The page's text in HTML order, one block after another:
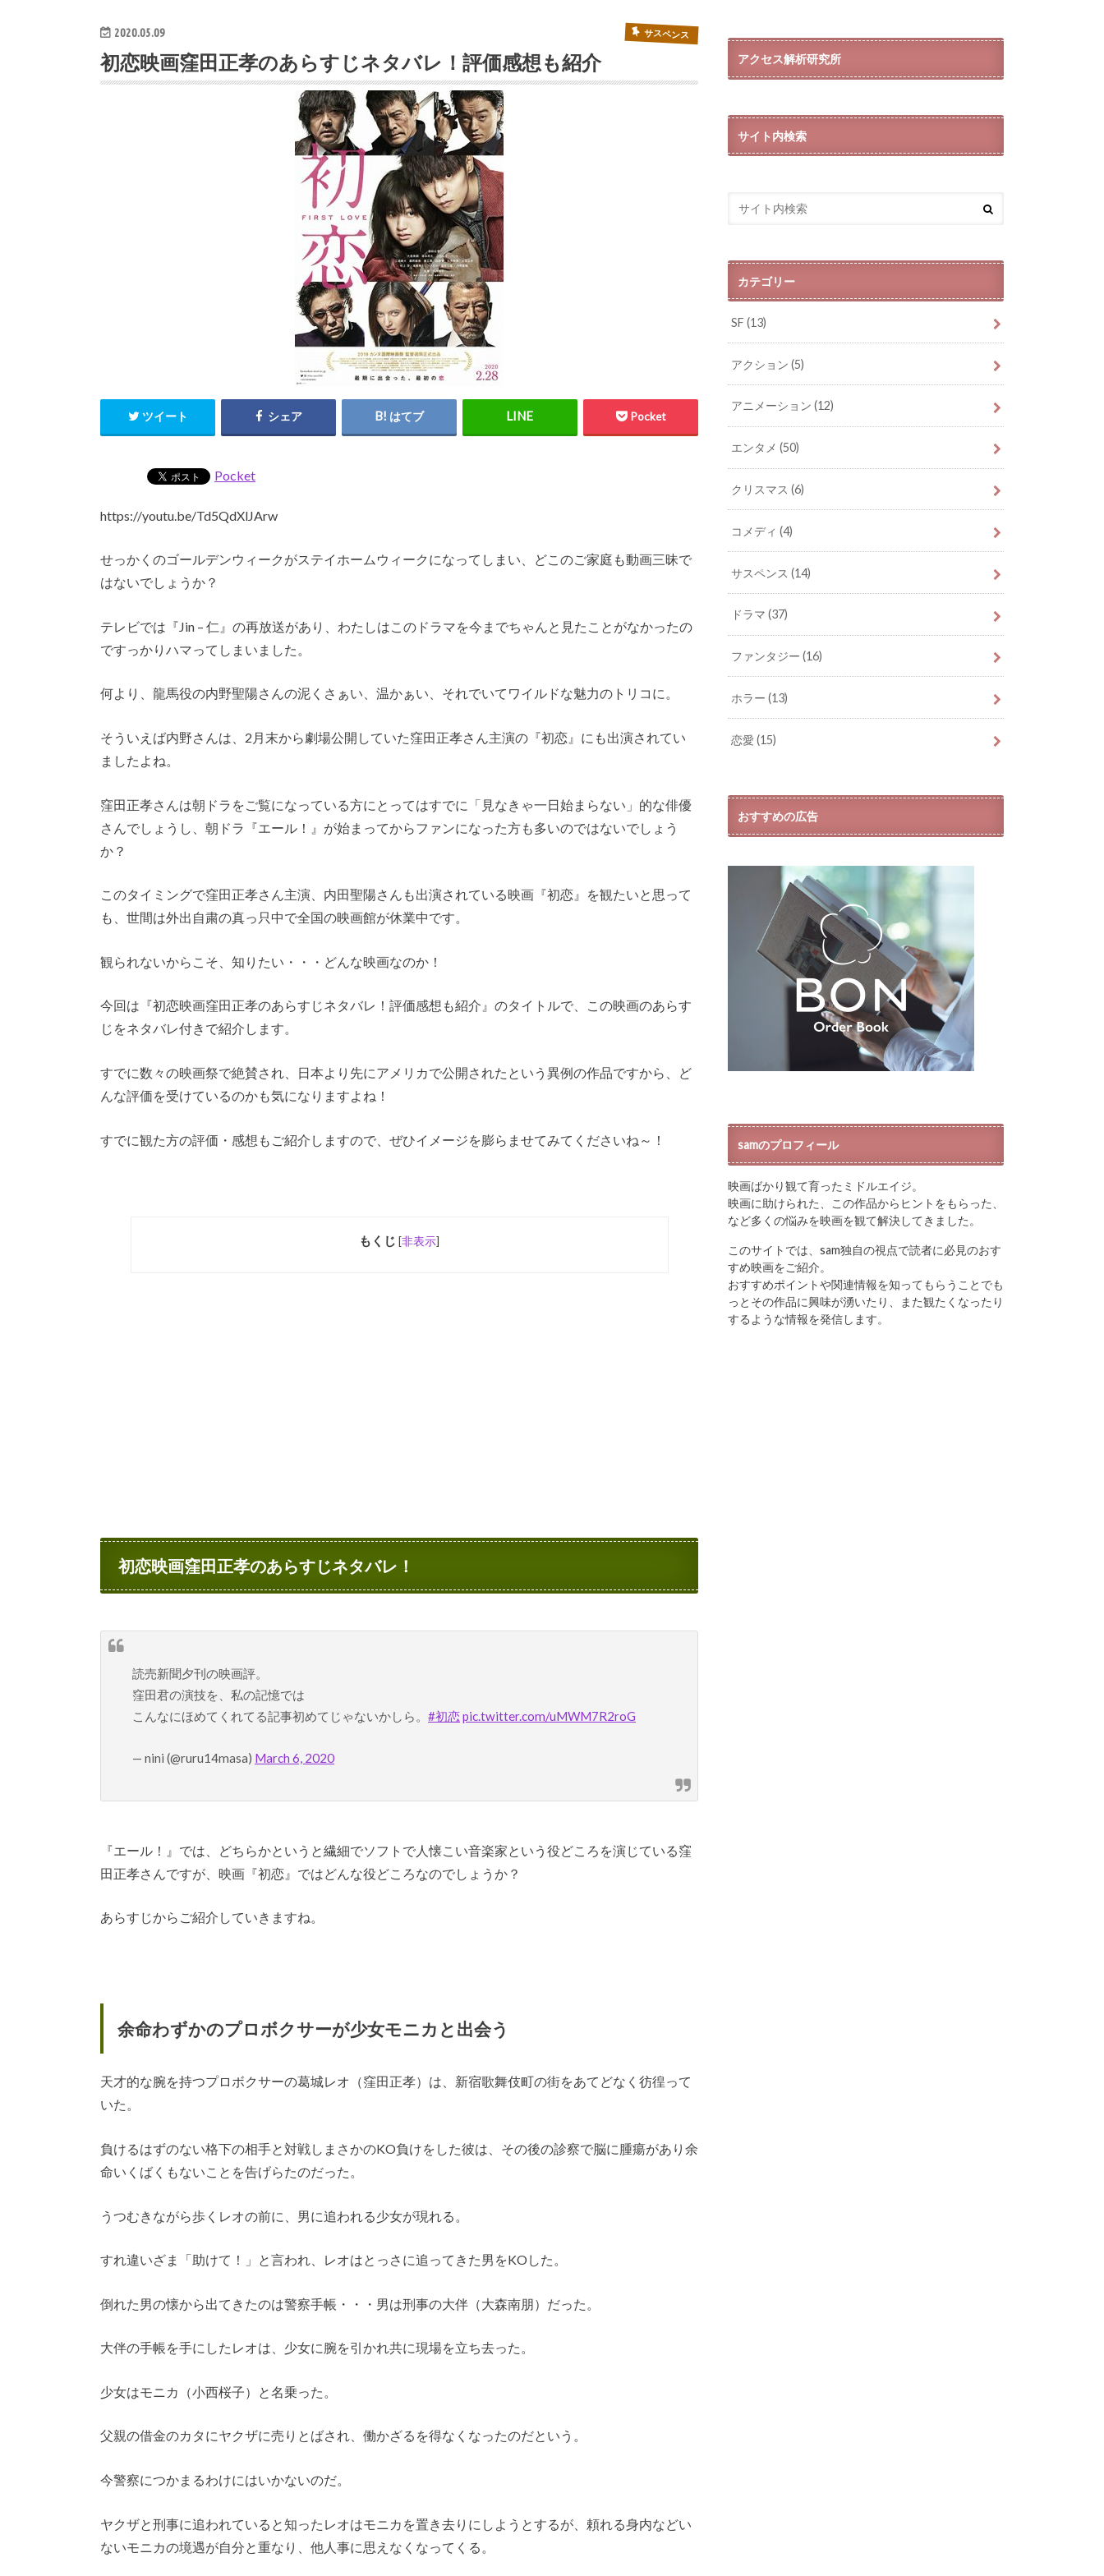
2020.05.09 サスペンス
初恋映画窪田正孝のあらすじネタバレ！評価感想も紹介
ツイート シェア はてブ Pocket
Pocket
https://youtu.be/Td5QdXlJArw
せっかくのゴールデンウィークがステイホームウィークになってしまい、どこのご家庭も動画三昧で
はないでしょうか？
テレビでは『Jin – 仁』の再放送があり、わたしはこのドラマを今までちゃんと見たことがなかったの
ですっかりハマってしまいました。
何より、龍馬役の内野聖陽さんの泥くさぁい、温かぁい、それでいてワイルドな魅力のトリコに。
そういえば内野さんは、2月末から劇場公開していた窪田正孝さん主演の『初恋』にも出演されてい
ましたよね。
窪田正孝さんは朝ドラをご覧になっている方にとってはすでに「見なきゃ一日始まらない」的な俳優
さんでしょうし、朝ドラ『エール！』が始まってからファンになった方も多いのではないでしょう
か？
このタイミングで窪田正孝さん主演、内田聖陽さんも出演されている映画『初恋』を観たいと思って
も、世間は外出自粛の真っ只中で全国の映画館が休業中です。
観られないからこそ、知りたい・・・どんな映画なのか！
今回は『初恋映画窪田正孝のあらすじネタバレ！評価感想も紹介』のタイトルで、この映画のあらす
じをネタバレ付きで紹介します。
すでに数々の映画祭で絶賛され、日本より先にアメリカで公開されたという異例の作品ですから、ど
んな評価を受けているのかも気になりますよね！
すでに観た方の評価・感想もご紹介しますので、ぜひイメージを膨らませてみてくださいね～！
もくじ [非表示]
初恋映画窪田正孝のあらすじネタバレ！
読売新聞夕刊の映画評。
窪田君の演技を、私の記憶では
こんなにほめてくれてる記事初めてじゃないかしら。 #初恋pic.twitter.com/uMWM7R2roG
— nini (@ruru14masa) March 6, 2020
『エール！』では、どちらかというと繊細でソフトで人懐こい音楽家という役どころを演じている窪
田正孝さんですが、映画『初恋』ではどんな役どころなのでしょうか？
あらすじからご紹介していきますね。
余命わずかのプロボクサーが少女モニカと出会う
天才的な腕を持つプロボクサーの葛城レオ（窪田正孝）は、新宿歌舞伎町の街をあてどなく彷徨って
いた。
負けるはずのない格下の相手と対戦しまさかのKO負けをした彼は、その後の診察で脳に腫瘍があり余
命いくばくもないことを告げらたのだった。
うつむきながら歩くレオの前に、男に追われる少女が現れる。
すれ違いざま「助けて！」と言われ、レオはとっさに追ってきた男をKOした。
倒れた男の懐から出てきたのは警察手帳・・・男は刑事の大伴（大森南朋）だった。
大伴の手帳を手にしたレオは、少女に腕を引かれ共に現場を立ち去った。
少女はモニカ（小西桜子）と名乗った。
父親の借金のカタにヤクザに売りとばされ、働かざるを得なくなったのだという。
今警察につかまるわけにはいかないのだ。
ヤクザと刑事に追われていると知ったレオはモニカを置き去りにしようとするが、頼れる身内などい
ないモニカの境遇が自分と重なり、他人事に思えなくなってくる。
アクセス解析研究所
サイト内検索
カテゴリー
SF(13)
アクション(5)
アニメーション(12)
エンタメ(50)
クリスマス(6)
コメディ(4)
サスペンス(14)
ドラマ(37)
ファンタジー(16)
ホラー(13)
恋愛(15)
おすすめの広告
samのプロフィール
映画ばかり観て育ったミドルエイジ。
映画に助けられた、この作品からヒントをもらった、
など多くの悩みを映画を観て解決してきました。
このサイトでは、sam独自の視点で読者に必見のおす
すめ映画をご紹介。
おすすめポイントや関連情報を知ってもらうことでも
っとその作品に興味が湧いたり、また観たくなったり
するような情報を発信します。